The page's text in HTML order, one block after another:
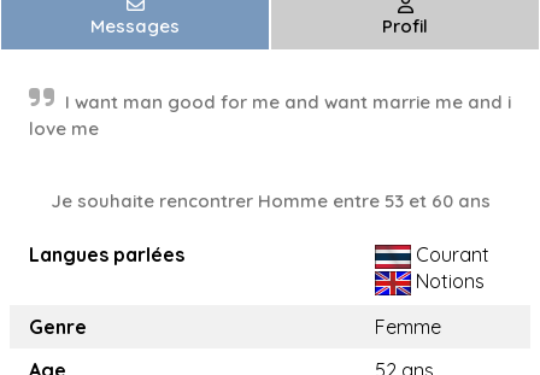
Messages Profil
I want man good for me and want marrie me and i
love me
Je souhaite rencontrer Homme entre 53 et 60 ans
Langues parlées
Courant
Notions
Genre
Femme
Age
52 ans